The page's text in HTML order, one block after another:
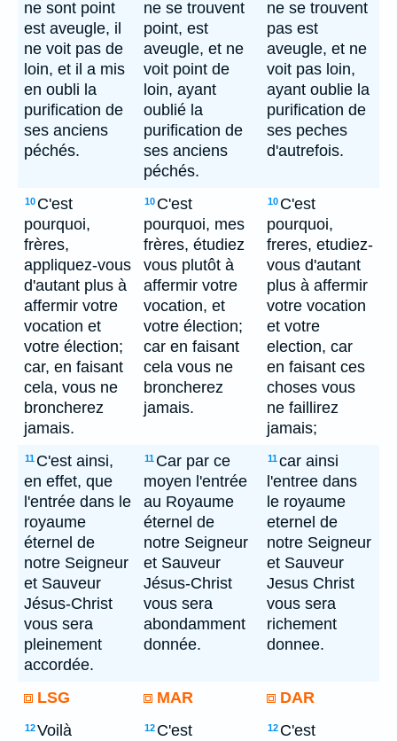
ne sont point
est aveugle, il
ne voit pas de
loin, et il a mis
en oubli la
purification de
ses anciens
péchés.
ne se trouvent
point, est
aveugle, et ne
voit point de
loin, ayant
oublié la
purification de
ses anciens
péchés.
ne se trouvent
pas est
aveugle, et ne
voit pas loin,
ayant oublie la
purification de
ses peches
d'autrefois.
10 C'est
pourquoi,
frères,
appliquez-vous
d'autant plus à
affermir votre
vocation et
votre élection;
car, en faisant
cela, vous ne
broncherez
jamais.
10 C'est
pourquoi, mes
frères, étudiez
vous plutôt à
affermir votre
vocation, et
votre élection;
car en faisant
cela vous ne
broncherez
jamais.
10 C'est
pourquoi,
freres, etudiez-
vous d'autant
plus à affermir
votre vocation
et votre
election, car
en faisant ces
choses vous
ne faillirez
jamais;
11 C'est ainsi,
en effet, que
l'entrée dans le
royaume
éternel de
notre Seigneur
et Sauveur
Jésus-Christ
vous sera
pleinement
accordée.
11 Car par ce
moyen l'entrée
au Royaume
éternel de
notre Seigneur
et Sauveur
Jésus-Christ
vous sera
abondamment
donnée.
11car ainsi
l'entree dans
le royaume
eternel de
notre Seigneur
et Sauveur
Jesus Christ
vous sera
richement
donnee.
LSG MAR DAR
12Voilà
12 C'est
12 C'est